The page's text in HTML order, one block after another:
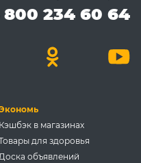
800 234 60 64
Кэшбэк в магазинах
для здоровья
объявлений